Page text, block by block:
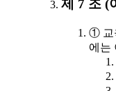
제 7 조 (
① 교
에는